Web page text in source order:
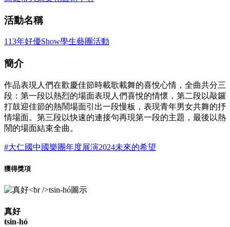
活動名稱
113年好優Show學生藝團活動
簡介
作品表現人們在歡慶佳節時載歌載舞的喜悅心情，全曲共分三
段：第一段以熱烈的場面表現人們喜悅的情懷，第二段以敲鑼
打鼓迎佳節的熱鬧場面引出一段慢板，表現青年男女共舞的抒
情場面。第三段以快速的連接句再現第一段的主題，最後以熱
鬧的場面結束全曲。
#大仁國中國樂團年度展演2024未來的希望
獲得獎項
真好
tsin-hó